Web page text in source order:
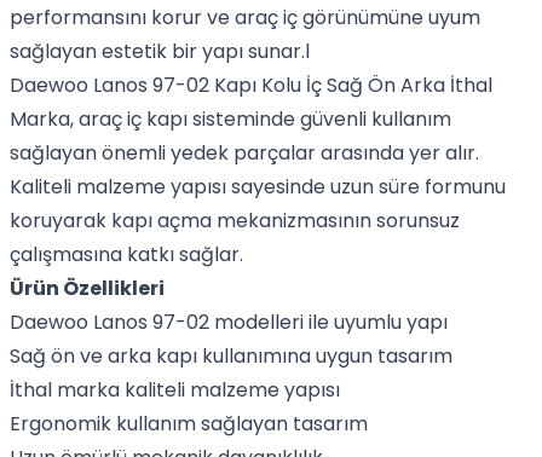
performansını korur ve araç iç görünümüne uyum
sağlayan estetik bir yapı sunar.l
Daewoo Lanos 97-02 Kapı Kolu İç Sağ Ön Arka İthal
Marka, araç iç kapı sisteminde güvenli kullanım
sağlayan önemli yedek parçalar arasında yer alır.
Kaliteli malzeme yapısı sayesinde uzun süre formunu
koruyarak kapı açma mekanizmasının sorunsuz
çalışmasına katkı sağlar.
Ürün Özellikleri
Daewoo Lanos 97-02 modelleri ile uyumlu yapı
Sağ ön ve arka kapı kullanımına uygun tasarım
İthal marka kaliteli malzeme yapısı
Ergonomik kullanım sağlayan tasarım